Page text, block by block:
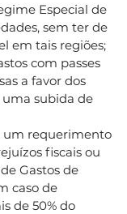
Especial de
sem ter de
em tais regiões;
com passes
a favor dos
subida de
um requerimento
fiscais ou
Gastos de
caso de
de 50% do